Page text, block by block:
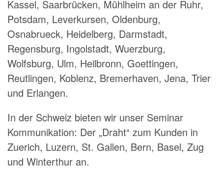
Kassel, Saarbrücken, Mühlheim an der Ruhr,
Potsdam, Leverkursen, Oldenburg,
Osnabrueck, Heidelberg, Darmstadt,
Regensburg, Ingolstadt, Wuerzburg,
Wolfsburg, Ulm, Heilbronn, Goettingen,
Reutlingen, Koblenz, Bremerhaven, Jena, Trier
und Erlangen.
In der Schweiz bieten wir unser Seminar
Kommunikation: Der „Draht“ zum Kunden in
Zuerich, Luzern, St. Gallen, Bern, Basel, Zug
und Winterthur an.